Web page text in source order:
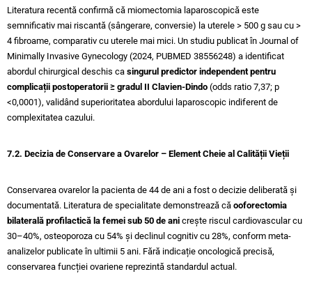
Literatura recentă confirmă că miomectomia laparoscopică este
semnificativ mai riscantă (sângerare, conversie) la uterele > 500 g sau cu >
4 fibroame, comparativ cu uterele mai mici. Un studiu publicat în Journal of
Minimally Invasive Gynecology (2024, PUBMED 38556248) a identificat
abordul chirurgical deschis ca singurul predictor independent pentru
complicații postoperatorii ≥ gradul II Clavien-Dindo (odds ratio 7,37; p
<0,0001), validând superioritatea abordului laparoscopic indiferent de
complexitatea cazului.
7.2. Decizia de Conservare a Ovarelor – Element Cheie al Calității Vieții
Conservarea ovarelor la pacienta de 44 de ani a fost o decizie deliberată și
documentată. Literatura de specialitate demonstrează că ooforectomia
bilaterală profilactică la femei sub 50 de ani crește riscul cardiovascular cu
30–40%, osteoporoza cu 54% și declinul cognitiv cu 28%, conform meta-
analizelor publicate în ultimii 5 ani. Fără indicație oncologică precisă,
conservarea funcției ovariene reprezintă standardul actual.